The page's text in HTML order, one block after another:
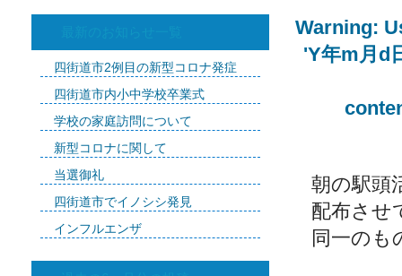
Warning:
'Y年m月d
朝の駅頭
配布させ
同一のも
四街道市2例目の新型コロナ発症
四街道市内小中学校卒業式
学校の家庭訪問について
新型コロナに関して
当選御礼
四街道市でイノシシ発見
インフルエンザ